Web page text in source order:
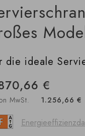
die ideale
€
MwSt. 1.256,66 €